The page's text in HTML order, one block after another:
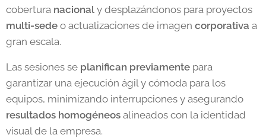
cobertura nacional y desplazándonos para proyectos
multi-sede o actualizaciones de imagen corporativa a
gran escala.
Las sesiones se planifican previamente para
garantizar una ejecución ágil y cómoda para los
equipos, minimizando interrupciones y asegurando
resultados homogéneos alineados con la identidad
visual de la empresa.